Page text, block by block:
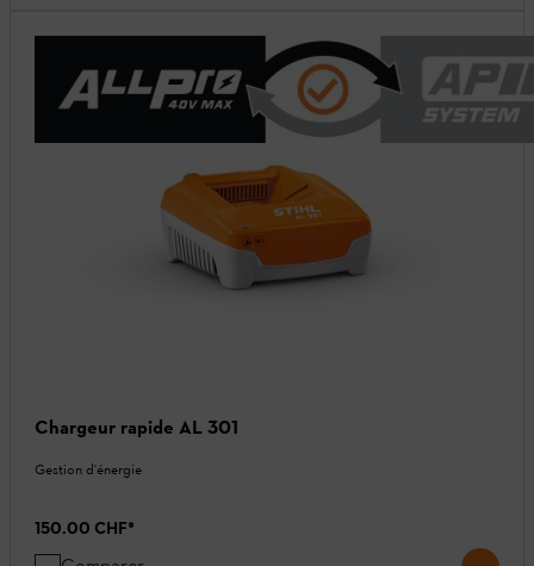
Chargeur rapide AL 301
Gestion d'énergie
150.00 CHF*